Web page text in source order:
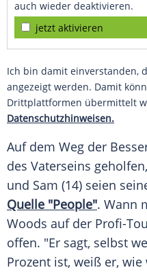
auch wieder deaktivieren.
jetzt aktivieren
Ich bin damit einverstanden,
angezeigt werden. Damit
Drittplattformen übermittelt
Datenschutzhinweisen.
Auf dem Weg der
des Vaterseins
und Sam (14) seien
Quelle "People". Wann
Woods auf der Profi-
offen. "Er sagt, selbst
Prozent ist, weiß er,